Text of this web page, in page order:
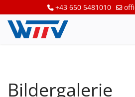
+43 650 5481010
Bildergalerie